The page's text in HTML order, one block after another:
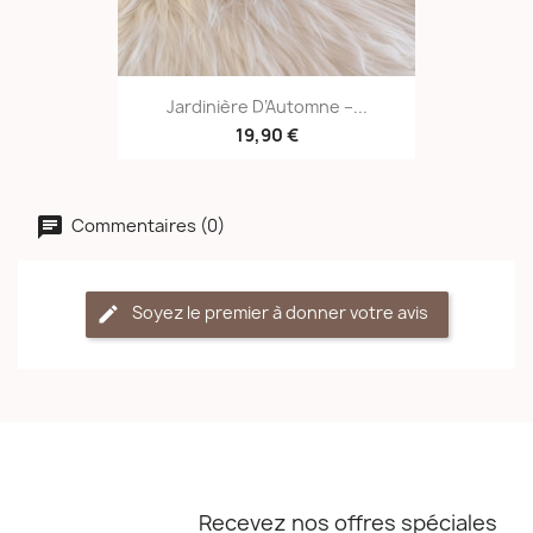
Jardinière D’Automne –...
19,90 €
Commentaires (0)
Soyez le premier à donner votre avis
Recevez nos offres spéciales